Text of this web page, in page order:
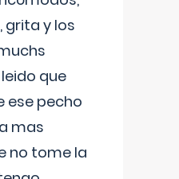
grita y los
que
ese pecho
mas
no tome la